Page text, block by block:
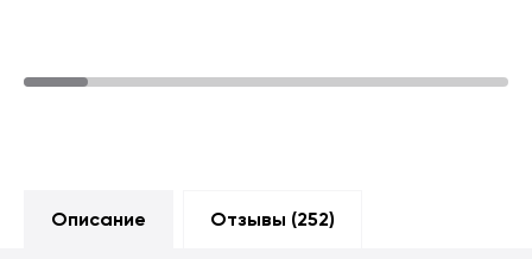
Описание Отзывы (252)